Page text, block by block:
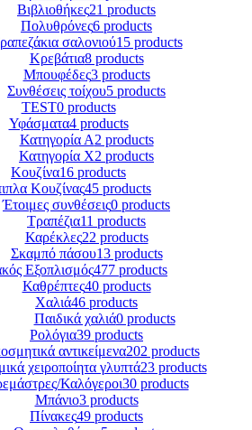
Βιβλιοθήκες21 products
Πολυθρόνες6 products
σαλονιού15 products
Κρεβάτια8 products
Μπουφέδες3 products
Συνθέσεις τοίχου5 products
TEST0 products
Υφάσματα4 products
Κατηγορία Α2 products
Κατηγορία Χ2 products
Κουζίνα16 products
Κουζίνας45 products
Έτοιμες συνθέσεις0 products
Τραπέζια11 products
Καρέκλες22 products
Σκαμπό πάσου13 products
Εξοπλισμός477 products
Καθρέπτες40 products
Χαλιά46 products
Παιδικά χαλιά0 products
Ρολόγια39 products
αντικείμενα202 products
χειροποίητα γλυπτά23 products
Καλόγεροι30 products
Μπάνιο3 products
Πίνακες49 products